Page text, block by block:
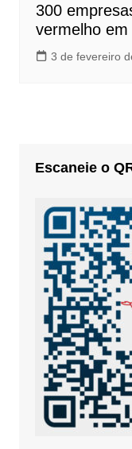
300
vermelho
3 de fevereiro
Escaneie o